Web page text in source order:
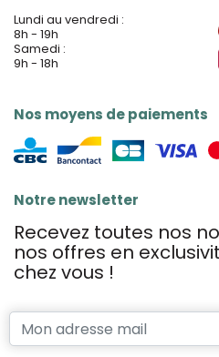
Lundi au vendredi :
8h - 19h
Samedi :
9h - 18h
Nos moyens de paiements
Notre newsletter
Recevez toutes nos
nos offres en
chez vous !